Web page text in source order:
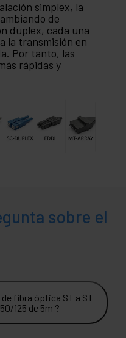
simplex, la
de
duplex, cada una
la transmisión en
Por tanto, las
rápidas y
sobre el
de fibra óptica ST a ST
125 de 5m ?